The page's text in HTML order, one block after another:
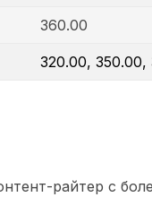
360.00
320.00,
райтер с